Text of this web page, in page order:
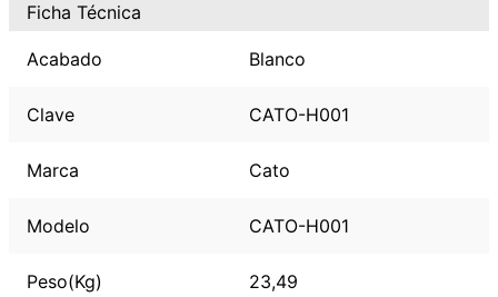
Ficha Técnica
Acabado Blanco
Clave CATO-H001
Marca Cato
Modelo CATO-H001
Peso(Kg) 23,49